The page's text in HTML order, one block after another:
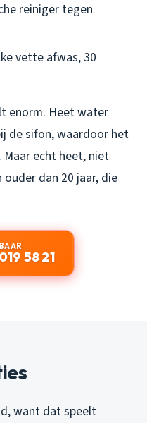
reiniger tegen
vette afwas, 30
enorm. Heet water
de sifon, waardoor het
echt heet, niet
ouder dan 20 jaar, die
58 21
want dat speelt